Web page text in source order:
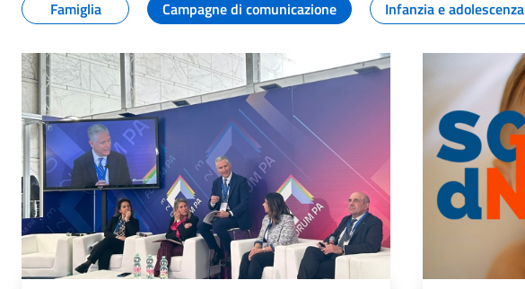
Famiglia
Campagne di comunicazione Infanzia e adolescenza